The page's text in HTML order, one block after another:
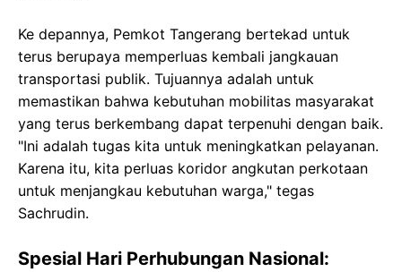
Ke depannya, Pemkot Tangerang bertekad untuk
terus berupaya memperluas kembali jangkauan
transportasi publik. Tujuannya adalah untuk
memastikan bahwa kebutuhan mobilitas masyarakat
yang terus berkembang dapat terpenuhi dengan baik.
"Ini adalah tugas kita untuk meningkatkan pelayanan.
Karena itu, kita perluas koridor angkutan perkotaan
untuk menjangkau kebutuhan warga," tegas
Sachrudin.
Spesial Hari Perhubungan Nasional: